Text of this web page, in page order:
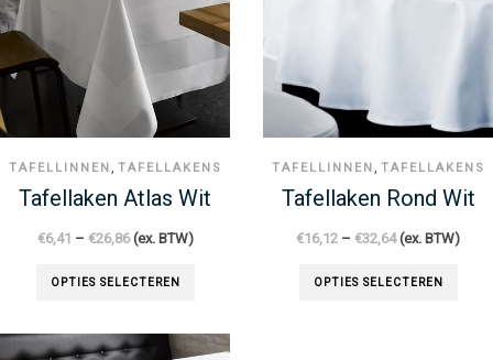
TAFELLINNEN , TAFELLAKENS
Tafellaken Atlas Wit
€6,41 – €26,86(ex. BTW)
OPTIES SELECTEREN
TAFELLINNEN , TAFELLAKENS
Tafellaken Rond Wit
€16,12 – €32,64(ex. BTW)
OPTIES SELECTEREN